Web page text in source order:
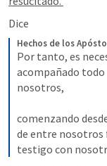
Dice
Hechos de los
Por tanto, es
acompañado todo
nosotros,
comenzando
de entre nosotros
testigo con